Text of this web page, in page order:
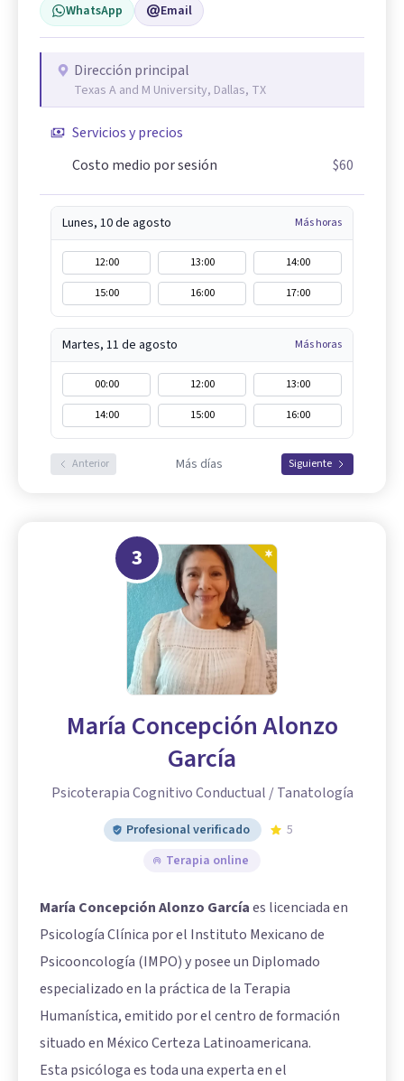
WhatsApp Email
Dirección principal
Texas A and M University, Dallas, TX
Servicios y precios
Costo medio por sesión
$60
Lunes, 10 de agosto Más horas
12:00 13:00
14:00
15:00
16:00 17:00
Martes, 11 de agosto Más horas
00:00 12:00
13:00
14:00
15:00 16:00
Anterior Más días Siguiente
3
María Concepción Alonzo
García
Psicoterapia Cognitivo Conductual / Tanatología
Profesional verificado
5
Terapia online
María Concepción Alonzo Garcíaes licenciada en
Psicología Clínica por el Instituto Mexicano de
Psicooncología (IMPO) y posee un Diplomado
especializado en la práctica de la Terapia
Humanística, emitido por el centro de formación
situado en México Certeza Latinoamericana.
Esta psicóloga es toda una experta en el